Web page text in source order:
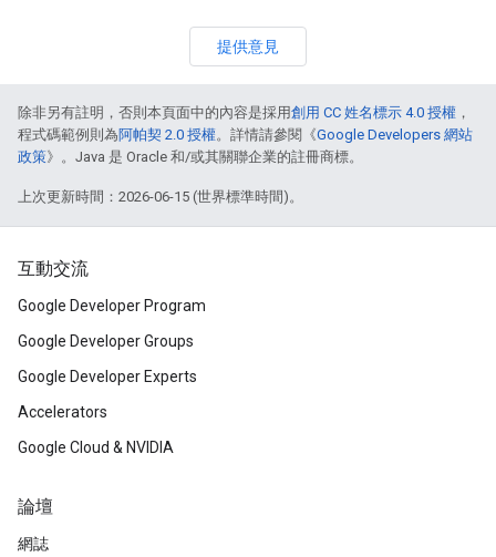
提供意見
除非另有註明，否則本頁面中的內容是採用創用 CC 姓名標示 4.0 授權 ，
程式碼範例則為阿帕契 2.0 授權。詳情請參閱《Google Developers 網站
政策》。Java 是 Oracle 和/或其關聯企業的註冊商標。
上次更新時間：2026-06-15 (世界標準時間)。
互動交流
Google Developer Program
Google Developer Groups
Google Developer Experts
Accelerators
Google Cloud & NVIDIA
論壇
網誌